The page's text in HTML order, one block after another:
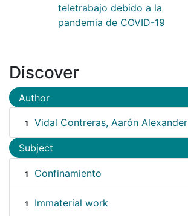
teletrabajo debido a la
pandemia de COVID-19
Discover
Author
1 Vidal Contreras, Aarón Alexander
Subject
1 Confinamiento
1 Immaterial work